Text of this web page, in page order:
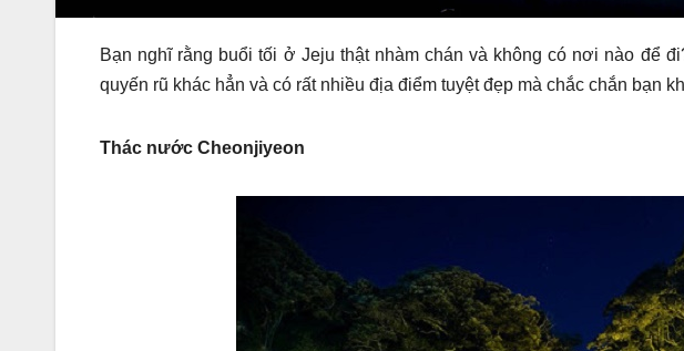
Bạn nghĩ rằng buổi tối ở Jeju thật nhàm chán và không có nơi nào để
quyến rũ khác hẳn và có rất nhiều địa điểm tuyệt đẹp mà chắc chắn bạn
Thác nước Cheonjiyeon